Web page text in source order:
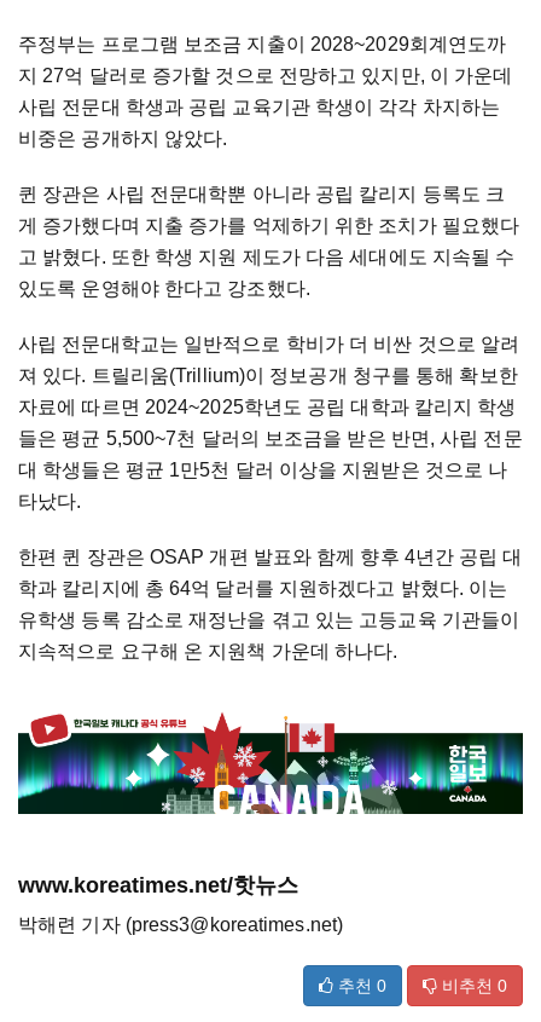
주정부는 프로그램 보조금 지출이 2028~2029회계연도까
지 27억 달러로 증가할 것으로 전망하고 있지만, 이 가운데
사립 전문대 학생과 공립 교육기관 학생이 각각 차지하는
비중은 공개하지 않았다.
퀸 장관은 사립 전문대학뿐 아니라 공립 칼리지 등록도 크
게 증가했다며 지출 증가를 억제하기 위한 조치가 필요했다
고 밝혔다. 또한 학생 지원 제도가 다음 세대에도 지속될 수
있도록 운영해야 한다고 강조했다.
사립 전문대학교는 일반적으로 학비가 더 비싼 것으로 알려
져 있다. 트릴리움(Trillium)이 정보공개 청구를 통해 확보한
자료에 따르면 2024~2025학년도 공립 대학과 칼리지 학생
들은 평균 5,500~7천 달러의 보조금을 받은 반면, 사립 전문
대 학생들은 평균 1만5천 달러 이상을 지원받은 것으로 나
타났다.
한편 퀸 장관은 OSAP 개편 발표와 함께 향후 4년간 공립 대
학과 칼리지에 총 64억 달러를 지원하겠다고 밝혔다. 이는
유학생 등록 감소로 재정난을 겪고 있는 고등교육 기관들이
지속적으로 요구해 온 지원책 가운데 하나다.
www.koreatimes.net/핫뉴스
박해련 기자 (press3@koreatimes.net)
추천 0 비추천 0